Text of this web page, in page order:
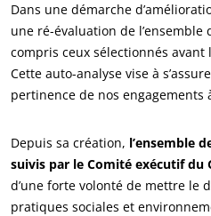
Dans une démarche
une ré-évaluation de
compris ceux sélectionnés
Cette auto-analyse vise à
pertinence de nos engagements
Depuis sa création, l’ensemble
suivis par le Comité exécutif du
d’une forte volonté de mettre le
pratiques sociales et